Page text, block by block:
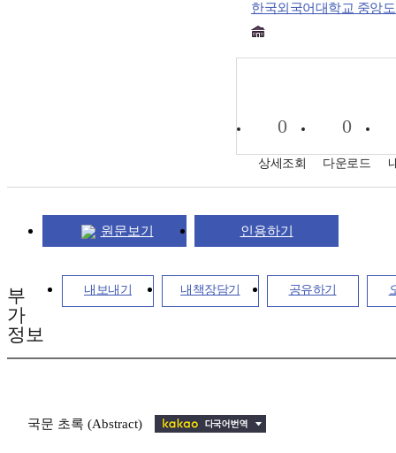
한국외국어대학교 중앙
0
상세조회
0
다운로드
원문보기 인용하기
내보내기 내책장담기 공유하기
부
가
정보
국문 초록 (Abstract)